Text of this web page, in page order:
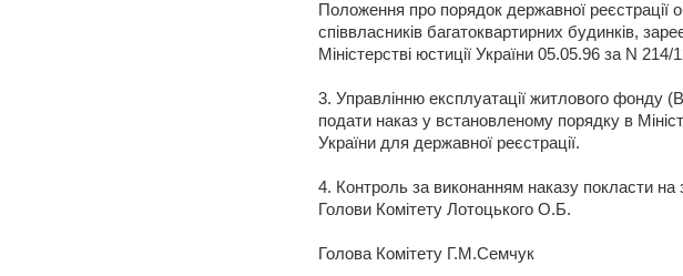
Положення про порядок державної реєстрації
співвласників багатоквартирних будинків,
Міністерстві юстиції України 05.05.96 за N
3. Управлінню експлуатації житлового фонду
подати наказ у встановленому порядку в
України для державної реєстрації.
4. Контроль за виконанням наказу покласти на
Голови Комітету Лотоцького О.Б.
Голова Комітету Г.М.Семчук